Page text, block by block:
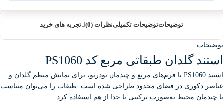
توضیحاتتوضیحات تکمیلینظرات (0) تجربه های خرید
توضیحات
استند گلدان طبقاتی مربع کد PS1060
استند PS1060 با فرم‌های مربع و چیدمان تودرتو، برای نمایش منظم گلدان و
عناصر دکوری در فضای محدود طراحی شده است. طبقات را می‌توان متناسب
با چیدمان محیط به‌صورت ترکیبی یا جدا از هم استفاده کرد.